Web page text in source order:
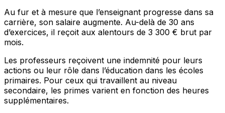
Au fur et à mesure que l’enseignant progresse dans sa
carrière, son salaire augmente. Au-delà de 30 ans
d’exercices, il reçoit aux alentours de 3 300 € brut par
mois.
Les professeurs reçoivent une indemnité pour leurs
actions ou leur rôle dans l’éducation dans les écoles
primaires. Pour ceux qui travaillent au niveau
secondaire, les primes varient en fonction des heures
supplémentaires.